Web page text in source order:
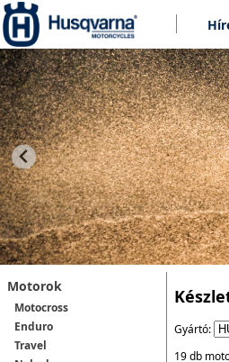
Motorok
Motocross
Enduro
Travel
Gyártó:
19 db